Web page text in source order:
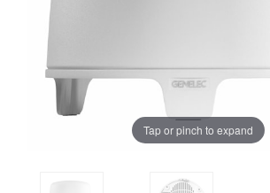
Tap or pinch to expand